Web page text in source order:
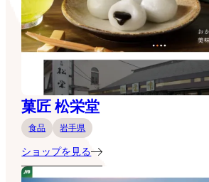
菓匠 松栄堂
食品 岩手県
ショップを見る